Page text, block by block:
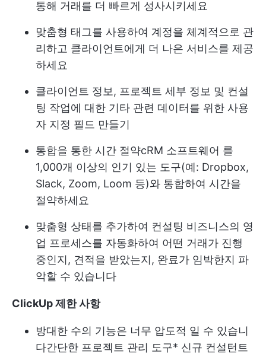
통해 거래를 더 빠르게 성사시키세요
맞춤형 태그를 사용하여 계정을 체계적으로 관
리하고 클라이언트에게 더 나은 서비스를 제공
하세요
클라이언트 정보, 프로젝트 세부 정보 및 컨설
팅 작업에 대한 기타 관련 데이터를 위한 사용
자 지정 필드 만들기
통합을 통한 시간 절약cRM 소프트웨어 를
1,000개 이상의 인기 있는 도구(예: Dropbox,
Slack, Zoom, Loom 등)와 통합하여 시간을
절약하세요
맞춤형 상태를 추가하여 컨설팅 비즈니스의 영
업 프로세스를 자동화하여 어떤 거래가 진행
중인지, 견적을 받았는지, 완료가 임박한지 파
악할 수 있습니다
ClickUp 제한 사항
방대한 수의 기능은 너무 압도적 일 수 있습니
다간단한 프로젝트 관리 도구* 신규 컨설턴트